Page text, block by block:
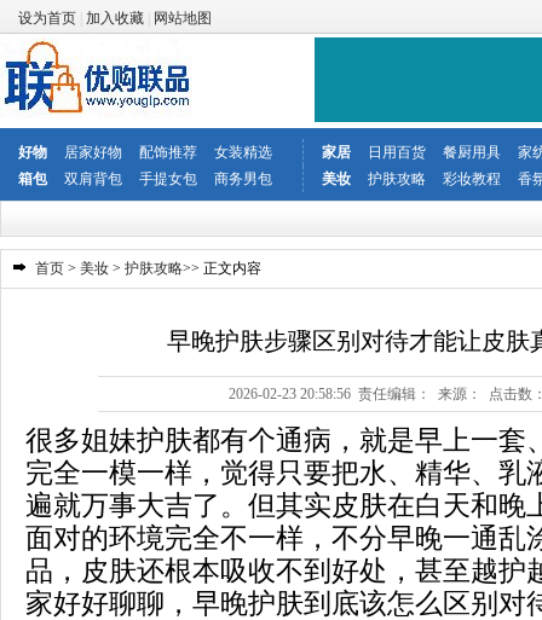
设为首页 加入收藏 网站地图
好物 居家好物 配饰推荐 女装精选 家居 日用百货 餐厨用具
家
箱包
双肩背包 手提女包 商务男包 美妆 护肤攻略 彩妆教程 香
首页 > 美妆 > 护肤攻略>> 正文内容
早晚护肤步骤区别对待才能让皮肤
2026-02-23 20:58:56 责任编辑： 来源： 点击数
很多姐妹护肤都有个通病，就是早上一套
完全一模一样，觉得只要把水、精华、乳
遍就万事大吉了。但其实皮肤在白天和晚
面对的环境完全不一样，不分早晚一通乱
品，皮肤还根本吸收不到好处，甚至越护
家好好聊聊，早晚护肤到底该怎么区别对